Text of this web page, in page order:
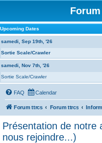
Upcoming Dates
samedi, Sep 19th, '26
Sortie Scale/Crawler
samedi, Nov 7th, '26
Sortie Scale/Crawler
FAQ Calendar
Forum ttrcs Forum ttrcs
Présentation de notre
nous rejoindre...)